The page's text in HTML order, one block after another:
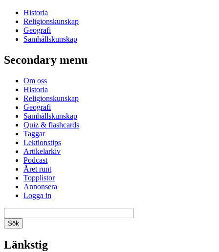
Historia
Religionskunskap
Geografi
Samhällskunskap
Secondary menu
Om oss
Historia
Religionskunskap
Geografi
Samhällskunskap
Quiz & flashcards
Taggar
Lektionstips
Artikelarkiv
Podcast
Året runt
Topplistor
Annonsera
Logga in
Länkstig